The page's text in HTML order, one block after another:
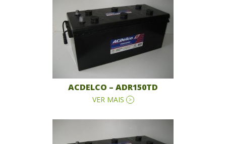
ACDELCO – ADR150TD
VER MAIS